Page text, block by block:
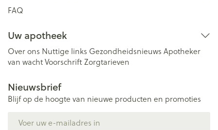
FAQ
Uw apotheek
Over ons Nuttige links Gezondheidsnieuws Apotheker
van wachtVoorschriftZorgtarieven
Nieuwsbrief
Blijf op de hoogte van nieuwe producten en promoties